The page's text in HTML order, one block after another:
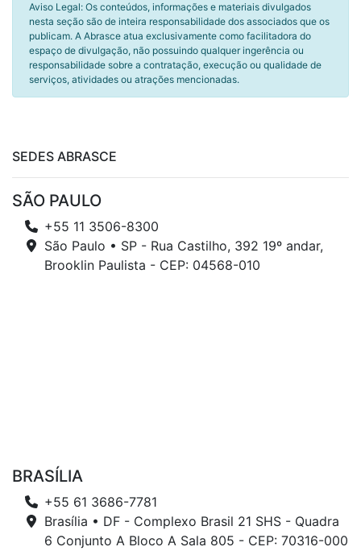
Aviso Legal: Os conteúdos, informações e materiais divulgados
nesta seção são de inteira responsabilidade dos associados que os
publicam. A Abrasce atua exclusivamente como facilitadora do
espaço de divulgação, não possuindo qualquer ingerência ou
responsabilidade sobre a contratação, execução ou qualidade de
serviços, atividades ou atrações mencionadas.
SEDES ABRASCE
SÃO PAULO
+55 11 3506-8300
São Paulo • SP - Rua Castilho, 392 19º andar,
Brooklin Paulista - CEP: 04568-010
BRASÍLIA
+55 61 3686-7781
Brasília • DF - Complexo Brasil 21 SHS - Quadra
6 Conjunto A Bloco A Sala 805 - CEP: 70316-000